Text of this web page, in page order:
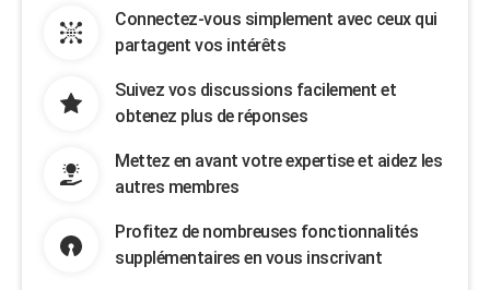
Connectez-vous simplement avec ceux qui
partagent vos intérêts
Suivez vos discussions facilement et
obtenez plus de réponses
Mettez en avant votre expertise et aidez les
autres membres
Profitez de nombreuses fonctionnalités
supplémentaires en vous inscrivant